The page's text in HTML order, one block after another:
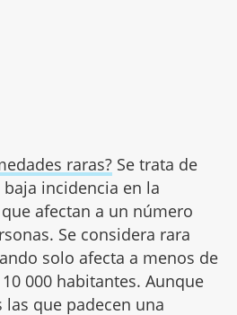
raras?Se trata de
incidencia en la
afectan a un número
Se considera rara
solo afecta a menos de
000 habitantes. Aunque
que padecen una